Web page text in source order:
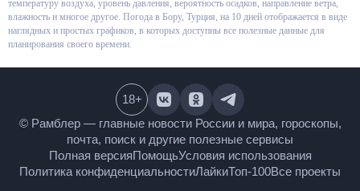
общие данные, но и очень подробную информацию: температуру воздуха,
уровень давления, вероятность осадков, направление ветра, влажность и
многое другое. Погода в Бору, Турция, на 10 дней отображается в виде
наглядных и простых графиков, в которых доступны все полезные данные
© Рамблер — главные новости России и мира,
гороскопы, почта, поиск и другие полезные сервисы
Полная версияПомощьУсловия использования
18+